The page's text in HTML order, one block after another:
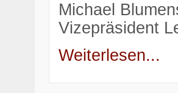
Michael
Vizepräsident
Weiterlesen...